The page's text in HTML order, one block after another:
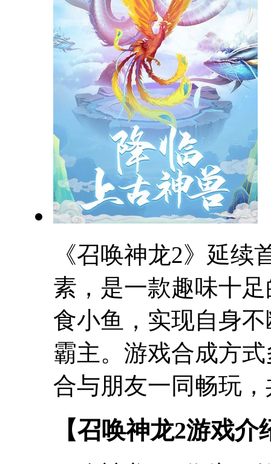
《召唤神龙2》延
素，是一款趣味十
食小鱼，实现自身
霸主。游戏合成方
合与朋友一同畅玩
【召唤神龙2游戏介